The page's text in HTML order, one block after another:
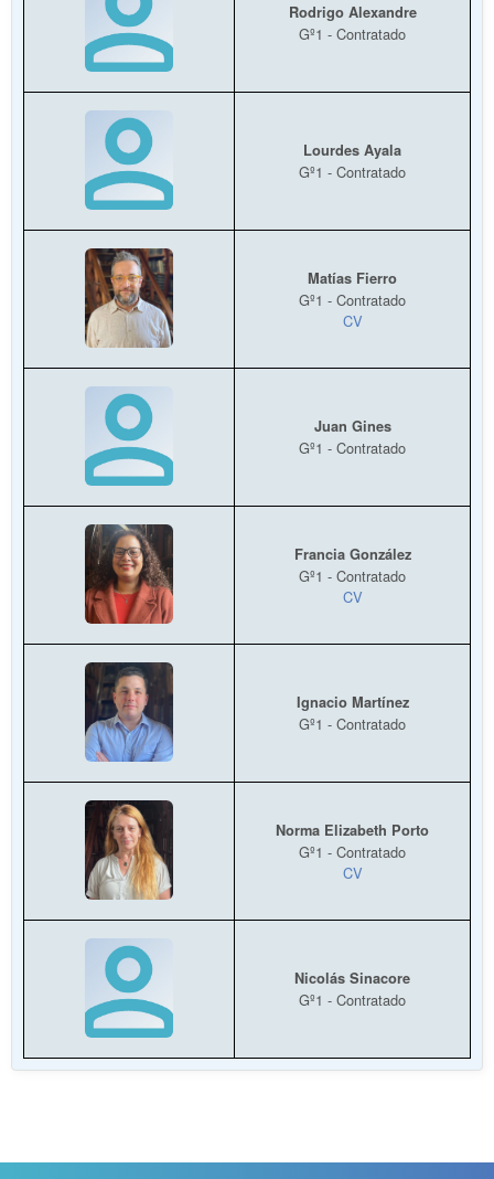
Rodrigo Alexandre
Gº1 - Contratado
Lourdes Ayala
Gº1 - Contratado
Matías Fierro
Gº1 - Contratado
CV
Juan Gines
Gº1 - Contratado
Francia González
Gº1 - Contratado
CV
Ignacio Martínez
Gº1 - Contratado
Norma Elizabeth Porto
Gº1 - Contratado
CV
Nicolás Sinacore
Gº1 - Contratado